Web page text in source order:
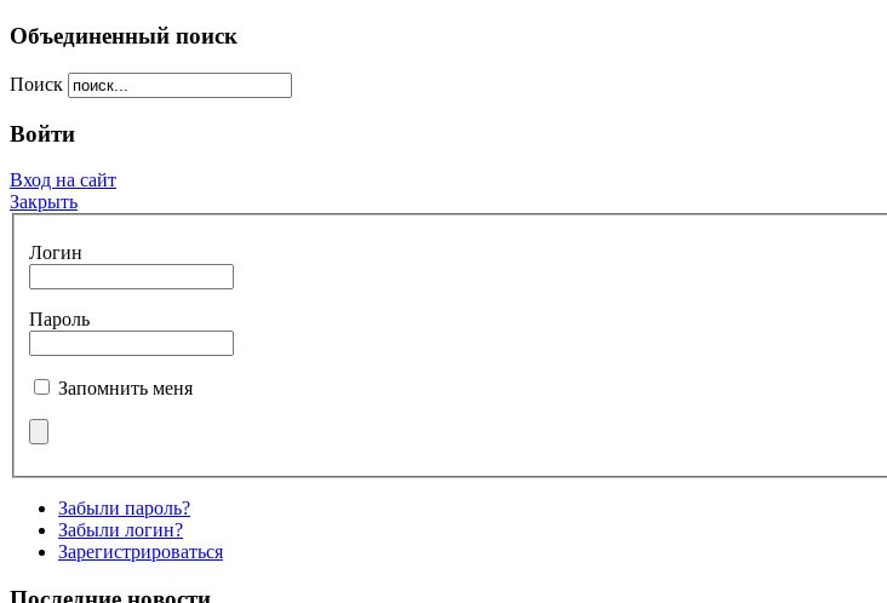
Объединенный поиск
Поиск
Войти
Вход на сайт
Закрыть
Логин
Пароль
Запомнить меня
Забыли пароль?
Забыли логин?
Зарегистрироваться